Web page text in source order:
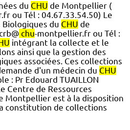
du CHU de Montpellier (
ou Tél : 04.67.33.54.50) Le
Biologiques du CHU de
chu-montpellier.fr ou Tél :
intégrant la collecte et le
ainsi que la gestion des
associées. Ces collections
d'un médecin du CHU
: Pr Edouard TUAILLON
Centre de Ressources
Montpellier est à la disposition
constitution de collections